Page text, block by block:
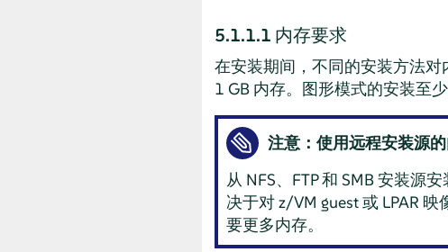
5.1.1.1 内存要求
在安装期间，不同的安装方法对
1 GB 内存。图形模式的安装至少
注意：使用远程安装源
从 NFS、FTP 和 SMB 安装源
决于对 z/VM guest 或 LPAR
要更多内存。